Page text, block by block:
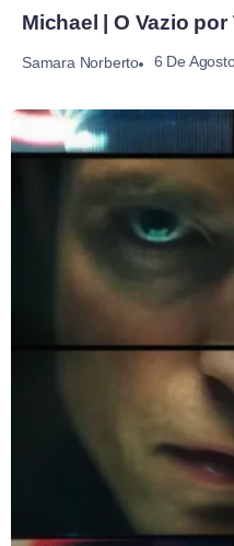
Michael | O Vazio
Samara Norberto 6 De